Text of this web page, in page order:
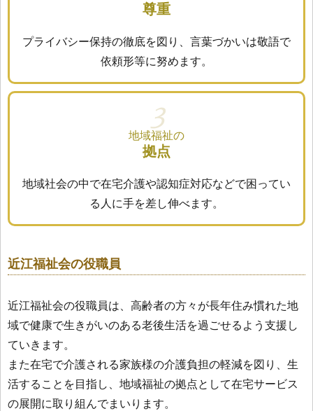
尊重
プライバシー保持の徹底を図り、言葉づかいは敬語で
依頼形等に努めます。
3
地域福祉の
拠点
地域社会の中で在宅介護や認知症対応などで困ってい
る人に手を差し伸べます。
近江福祉会の役職員
近江福祉会の役職員は、高齢者の方々が長年住み慣れた地
域で健康で生きがいのある老後生活を過ごせるよう支援し
ていきます。
また在宅で介護される家族様の介護負担の軽減を図り、生
活することを目指し、地域福祉の拠点として在宅サービス
の展開に取り組んでまいります。